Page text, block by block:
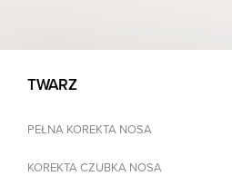
TWARZ
PEŁNA KOREKTA NOSA
KOREKTA CZUBKA NOSA